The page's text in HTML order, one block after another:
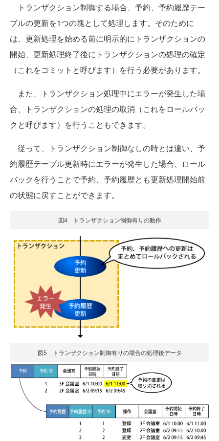
トランザクション制御する場合、予約、予約履歴テー
ブルの更新を1つの塊として処理します。そのために
は、更新処理を始める前に明示的にトランザクションの
開始、更新処理終了後にトランザクションの処理の確定
（これをコミットと呼びます）を行う必要があります。
また、トランザクション処理中にエラーが発生した場
合、トランザクションの処理の取消（これをロールバッ
クと呼びます）を行うこともできます。
従って、トランザクション制御なしの時とは違い、予
約履歴テーブル更新時にエラーが発生した場合、ロール
バックを行うことで予約、予約履歴とも更新処理開始前
の状態に戻すことができます。
図4 トランザクション制御有りの動作
図5 トランザクション制御有りの場合の処理後データ